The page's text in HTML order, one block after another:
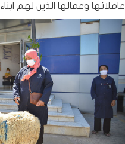
عاملاتها وعمالها الذين لهم ابناء